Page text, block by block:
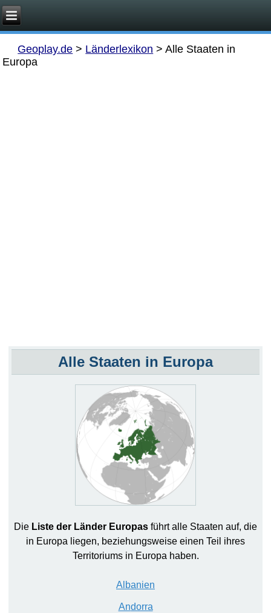
Geoplay.de > Länderlexikon >Alle Staaten in
Europa
Alle Staaten in Europa
Die Liste der Länder Europas führt alle Staaten auf, die
in Europa liegen, beziehungsweise einen Teil ihres
Territoriums in Europa haben.
Al banien
Andorra